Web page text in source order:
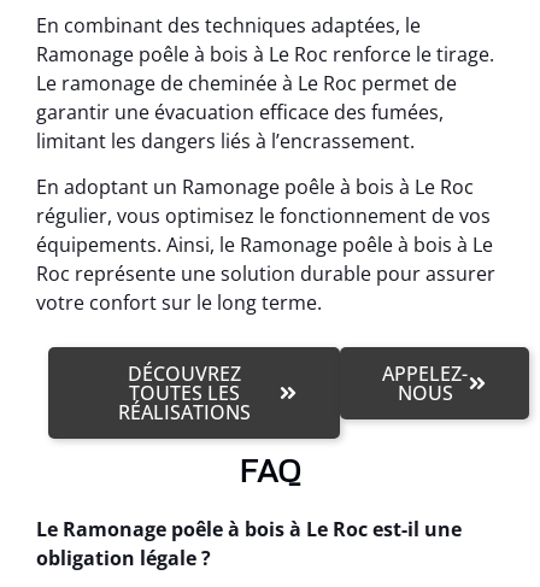
En combinant des techniques adaptées, le
Ramonage poêle à bois à Le Roc renforce le tirage.
Le ramonage de cheminée à Le Roc permet de
garantir une évacuation efficace des fumées,
limitant les dangers liés à l’encrassement.
En adoptant un Ramonage poêle à bois à Le Roc
régulier, vous optimisez le fonctionnement de vos
équipements. Ainsi, le Ramonage poêle à bois à Le
Roc représente une solution durable pour assurer
votre confort sur le long terme.
DÉCOUVREZ
TOUTES LES
RÉALISATIONS
APPELEZ-
NOUS
FAQ
Le Ramonage poêle à bois à Le Roc est-il une
obligation légale ?